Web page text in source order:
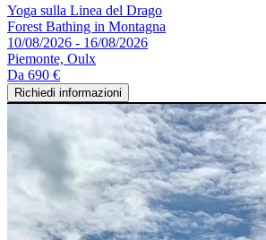
Yoga sulla Linea del Drago
Forest Bathing in Montagna
10/08/2026 - 16/08/2026
Piemonte, Oulx
Da 690 €
Richiedi informazioni